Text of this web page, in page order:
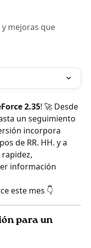
mejoras que
2.35! 🚀 Desde
un seguimiento
incorpora
de RR. HH. y a
información
este mes 👇
para un